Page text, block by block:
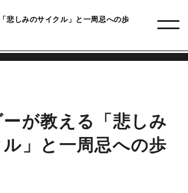
悲しみのサイクル」と一周忌への歩
が教える「悲しみ
」と一周忌への歩